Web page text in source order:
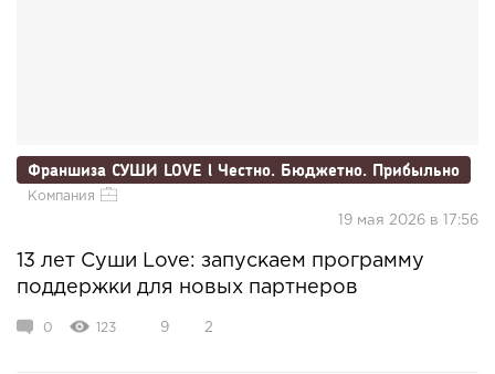
Франшиза СУШИ LOVE l Честно. Бюджетно. Прибыльно
Компания
19 мая 2026 в 17:56
13 лет Суши Love: запускаем программу
поддержки для новых партнеров
0 123 9 2